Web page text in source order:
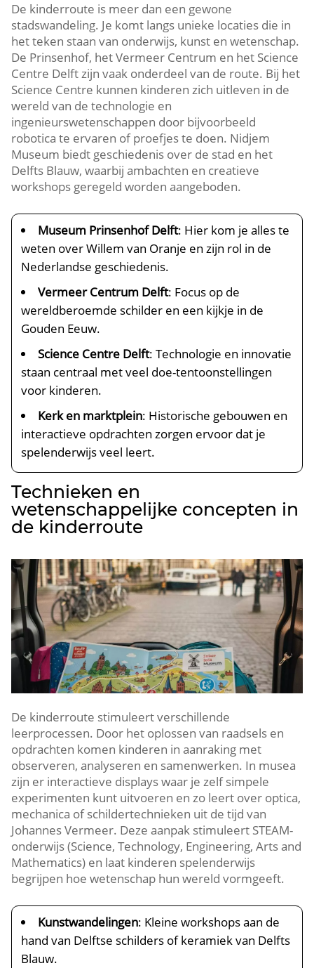
De kinderroute is meer dan een gewone
stadswandeling.​ Je komt langs unieke locaties die in
het teken staan van onderwijs, kunst en wetenschap.​
De Prinsenhof, het Vermeer Centrum en het Science
Centre Delft zijn vaak onderdeel van de route.​ Bij het
Science Centre kunnen kinderen zich uitleven in de
wereld van de technologie en
ingenieurswetenschappen door bijvoorbeeld
robotica te ervaren of proefjes te doen.​ Nidjem
Museum biedt geschiedenis over de stad en het
Delfts Blauw, waarbij ambachten en creatieve
workshops geregeld worden aangeboden.​
Museum Prinsenhof Delft: Hier kom je alles te
weten over Willem van Oranje en zijn rol in de
Nederlandse geschiedenis.​
Vermeer Centrum Delft: Focus op de
wereldberoemde schilder en een kijkje in de
Gouden Eeuw.​
Science Centre Delft: Technologie en innovatie
staan centraal met veel doe-tentoonstellingen
voor kinderen.​
Kerk en marktplein: Historische gebouwen en
interactieve opdrachten zorgen ervoor dat je
spelenderwijs veel leert.​
Technieken en
wetenschappelijke concepten in
de kinderroute
De kinderroute stimuleert verschillende
leerprocessen.​ Door het oplossen van raadsels en
opdrachten komen kinderen in aanraking met
observeren, analyseren en samenwerken.​ In musea
zijn er interactieve displays waar je zelf simpele
experimenten kunt uitvoeren en zo leert over optica,
mechanica of schildertechnieken uit de tijd van
Johannes Vermeer.​ Deze aanpak stimuleert STEAM-
onderwijs (Science, Technology, Engineering, Arts and
Mathematics) en laat kinderen spelenderwijs
begrijpen hoe wetenschap hun wereld vormgeeft.​
Kunstwandelingen: Kleine workshops aan de
hand van Delftse schilders of keramiek van Delfts
Blauw.​